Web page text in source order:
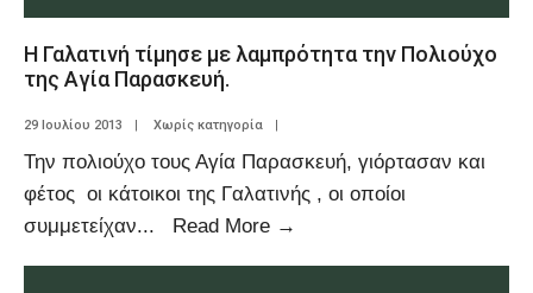
Η Γαλατινή τίμησε με λαμπρότητα την Πολιούχο
της Αγία Παρασκευή.
29 Ιουλίου 2013 | Χωρίς κατηγορία |
Την πολιούχο τους Αγία Παρασκευή, γιόρτασαν και
φέτος οι κάτοικοι της Γαλατινής , οι οποίοι
συμμετείχαν... Read More →